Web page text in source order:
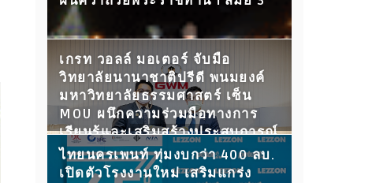
เกรท วอลล์ มอเตอร์ จับมือ
วิทยาลัยนานาชาติปรีดี พนมยงค์
มหาวิทยาลัยธรรมศาสตร์ เซ็น
MOU ผนึกความร่วมมือทางการ
เรียนรู้และเสริมสร้างประสบการณ์
ให้นักศึกษา พร้อมเปิดประตูสู่โลก
การทำงานในอนาคต
ไทยนครเพนท์ ทุ่มงบกว่า 400 ลบ.
เปิดตัวโรงงานใหม่ เสริมแกร่ง